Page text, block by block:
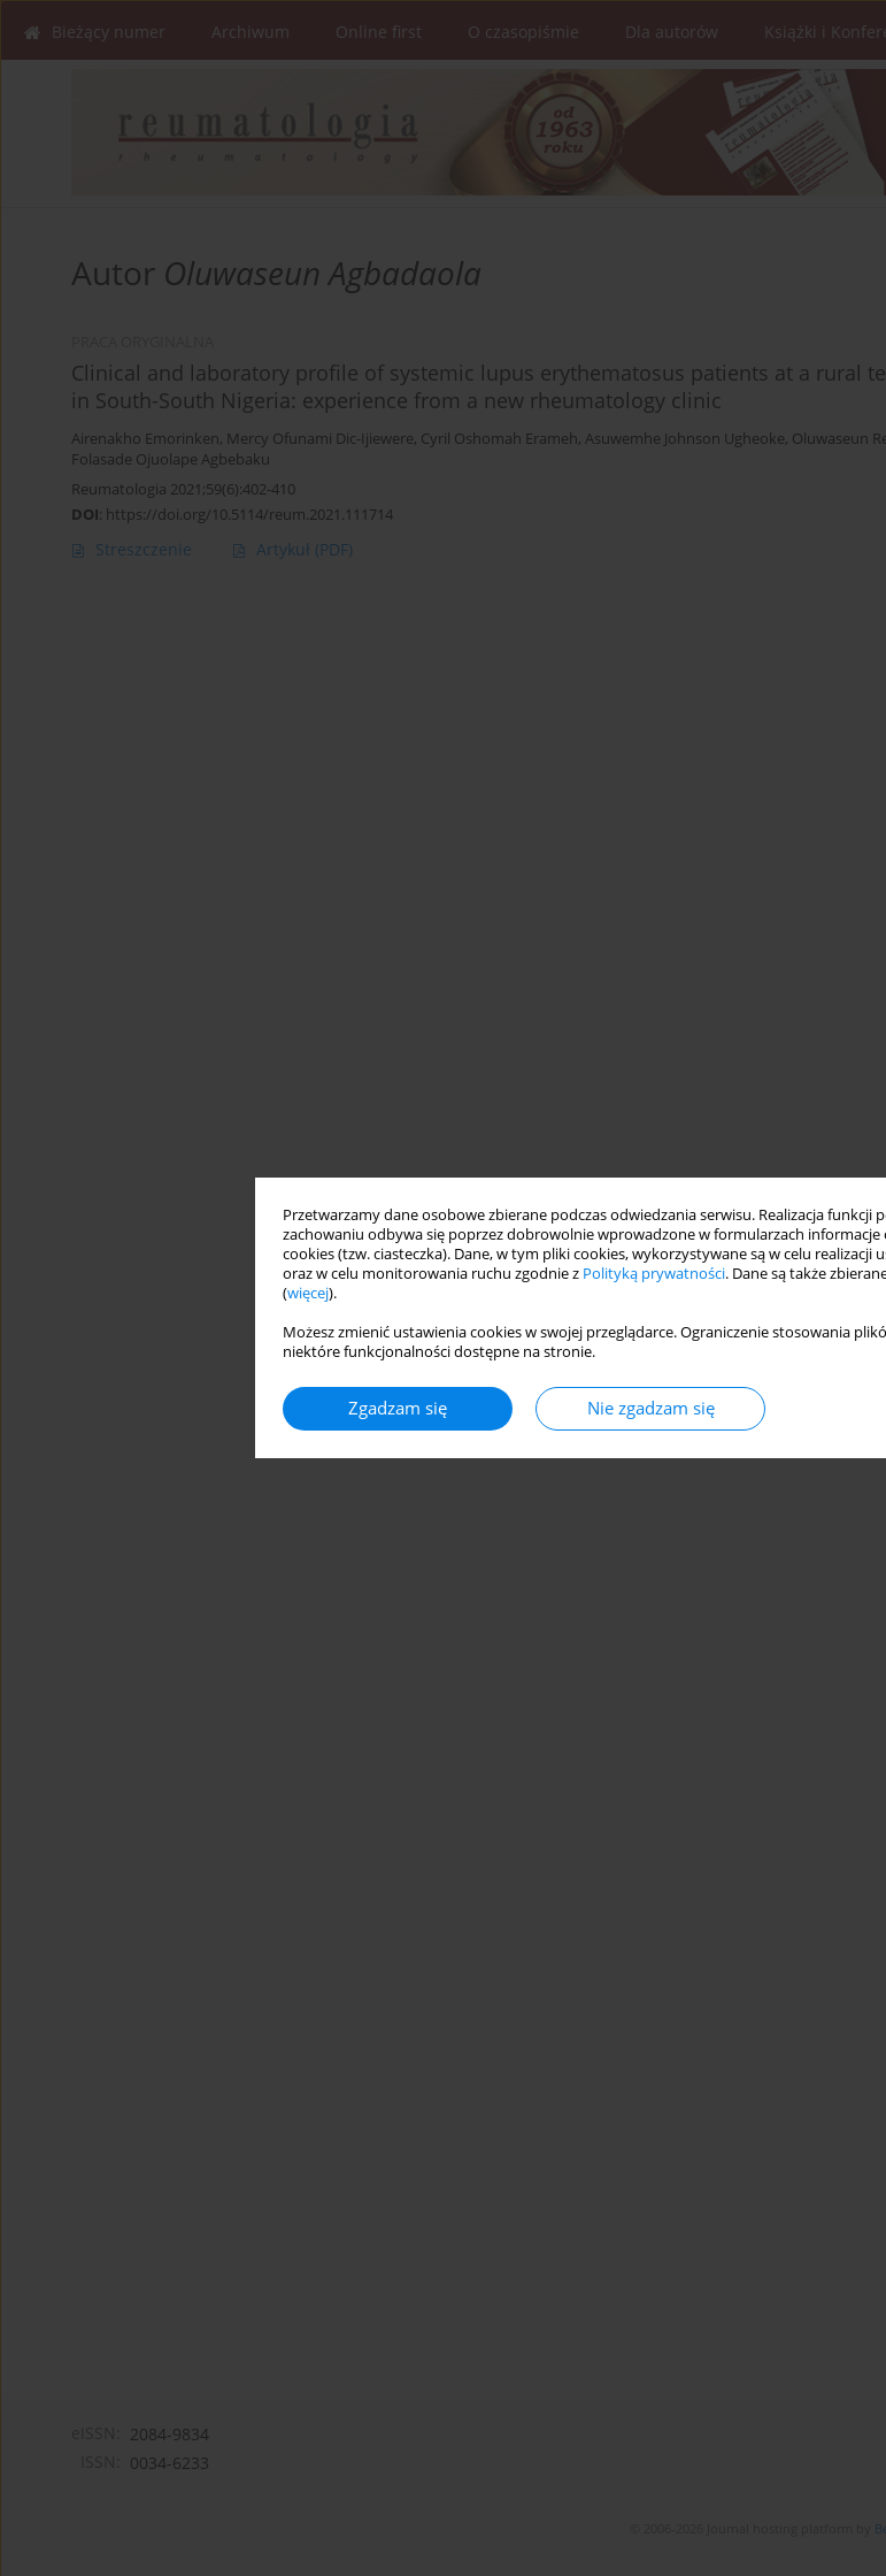
Przetwarzamy dane osobowe zbierane podczas odwiedzania serwisu. Realizacja
zachowaniu odbywa się poprzez dobrowolnie wprowadzone w formularzach
cookies (tzw. ciasteczka). Dane, w tym pliki cookies, wykorzystywane są w celu realizacji
oraz w celu monitorowania ruchu zgodnie z Polityką prywatności. Dane są także
(więcej).
Możesz zmienić ustawienia cookies w swojej przeglądarce. Ograniczenie stosowania
niektóre funkcjonalności dostępne na stronie.
Zgadzam się Nie zgadzam się
Bieżący numer Archiwum Online first O czasopiśmie Dla autorów Książki i
Autor Oluwaseun Agbadaola
Clinical and laboratory profile of systemic lupus erythematosus patients at a rural
in South-South Nigeria: experience from a new rheumatology clinic
Airenakho Emorinken, Mercy Ofunami Dic-Ijiewere, Cyril Oshomah Erameh, Asuwemhe Johnson Ugheoke, Oluwaseun
Folasade Ojuolape Agbebaku
Reumatologia 2021;59(6):402-410
DOI: https://doi.org/10.5114/reum.2021.111714
Streszczenie Artykuł (PDF)
2084-9834
0034-6233